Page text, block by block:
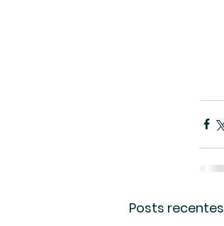
Posts recentes